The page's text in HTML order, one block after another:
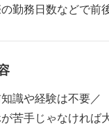
勤務日数などで前
識や経験は不要／
苦手じゃなければ